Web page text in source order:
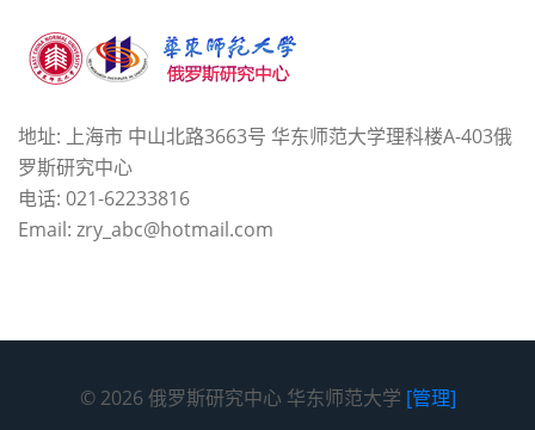
地址: 上海市 中山北路3663号 华东师范大学理科楼A-403俄
罗斯研究中心
电话: 021-62233816
Email: zry_abc@hotmail.com
© 2026 俄罗斯研究中心 华东师范大学 [管理]